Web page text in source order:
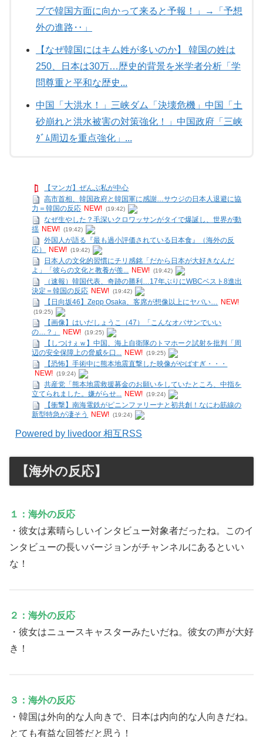
ブで韓国方面に向かって来ると予報！」→「予想
外の進路‥」
【なぜ韓国にはキム姓が多いのか】 韓国の姓は
250、日本は30万…歴史的背景を米学者分析「学
問尊重と平和な歴史...
中国「大洪水！」三峡ダム「決壊危機」中国「土
砂崩れと洪水被害の対策強化！」中国政府「三峡
ﾀﾞﾑ周辺を重点強化」...
【マンガ】ぜんぶ私が中心
高市首相、韓国政府と韓国軍に感謝…サウジの日本人退避に協
力＝韓国の反応 NEW! (19:42)
なぜ生やした？毛深いクロワッサンがタイで爆誕し、世界が動
揺 NEW! (19:42)
外国人が語る『最も過小評価されている日本食』（海外の反
応）
NEW! (19:42)
日本人の文化的習慣にチリ感銘「だから日本が大好きなんだ
よ」「彼らの文化と教養が羨... NEW! (19:42)
（速報）韓国代表、奇跡の勝利…17年ぶりにWBCベスト8進出
決定＝韓国の反応 NEW! (19:42)
【日向坂46】Zepp Osaka、客席が想像以上にヤバい… NEW!
(19:25)
【画像】はいだしょうこ（47）「こんなオバサンでいい
の…？」
NEW! (19:25)
【しつけぇｗ】中国、海上自衛隊のトマホーク試射を批判「周
辺の安全保障上の脅威を口... NEW! (19:25)
【恐怖】手術中に熊本地震直撃した映像がやばすぎ・・・
NEW! (19:24)
共産党「熊本地震救援募金のお願いをしていたところ、中指を
立てられました。嫌がらせ... NEW! (19:24)
【衝撃】南海電鉄がピニンファリーナと初共創！なにわ筋線の
新型特急が凄そう
NEW! (19:24)
Powered by livedoor 相互RSS
【海外の反応】
１：海外の反応
・彼女は素晴らしいインタビュー対象者だったね。このイ
ンタビューの長いバージョンがチャンネルにあるといい
な！
２：海外の反応
・彼女はニュースキャスターみたいだね。彼女の声が大好
き！
３：海外の反応
・韓国は外向的な人向きで、日本は内向的な人向きだね。
とても有益な回答だと思う！